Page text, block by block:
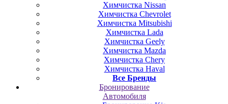
Химчистка Nissan
Химчистка Chevrolet
Химчистка Mitsubishi
Химчистка Lada
Химчистка Geely
Химчистка Mazda
Химчистка Chery
Химчистка Haval
Все Бренды
Бронирование
Автомобиля